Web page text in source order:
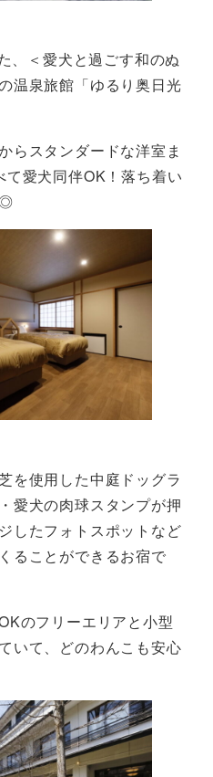
、＜愛犬と過ごす和のぬ
温泉旅館「ゆるり奥日光
らスタンダードな洋室ま
愛犬同伴OK！落ち着い
◎
を使用した中庭ドッグラ
愛犬の肉球スタンプが押
したフォトスポットなど
ることができるお宿で
のフリーエリアと小型
いて、どのわんこも安心